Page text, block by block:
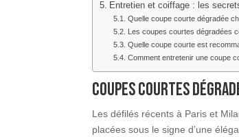
Entretien et coiffage : les
Quelle coupe courte dégradée
Les coupes courtes dégradées
Quelle coupe courte est
Comment entretenir une coupe
Coupes courtes
Les défilés récents à Paris et
placées sous le signe d’une